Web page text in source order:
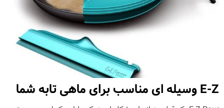
E-Z وسیله ای مناسب برای ماهی تابه شما